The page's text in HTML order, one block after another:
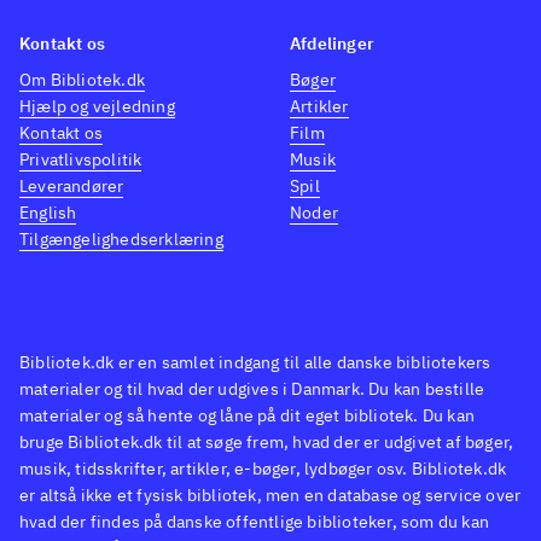
Spillet er både sjovt og
charmerende. Der er masser af
variation, udfordringer og
opfordring til samarbejde for
både børn og voksne. Den ikke-
lineære opbygning giver lyst til
vende tilbage igen og igen. Kort
Bibliotek.dk er en samlet indgang til alle danske bibliotekers
materialer og til hvad der udgives i Danmark. Du kan bestille
materialer og så hente og låne på dit eget bibliotek. Du kan
bruge Bibliotek.dk til at søge frem, hvad der er udgivet af bøger,
musik, tidsskrifter, artikler, e-bøger, lydbøger osv. Bibliotek.dk
er altså ikke et fysisk bibliotek, men en database og service over
hvad der findes på danske offentlige biblioteker, som du kan
Kontakt os
Om Bibliotek.dk
Hjælp og vejledning
Kontakt os
Privatlivspolitik
Leverandører
English
Tilgængelighedserklæring
Afdelinger
Bøger
Artikler
Film
Musik
Spil
Noder